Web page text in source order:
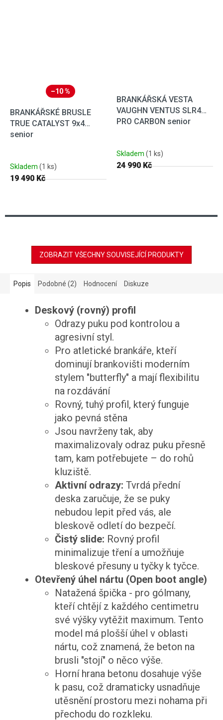
–10 %
BRANKÁŘSKÉ BRUSLE
TRUE CATALYST 9x4
senior
Skladem (1 ks)
19 490 Kč
BRANKÁŘSKÁ VESTA
VAUGHN VENTUS SLR4
PRO CARBON senior
Skladem (1 ks)
24 990 Kč
ZOBRAZIT VŠECHNY SOUVISEJÍCÍ PRODUKTY
Popis Podobné (2) Hodnocení Diskuze
Deskový (rovný) profil
Odrazy puku pod kontrolou a
agresivní styl.
Pro atletické brankáře, kteří
dominují brankovišti moderním
stylem "butterfly" a mají flexibilitu
na rozdávání
Rovný, tuhý profil, který funguje
jako pevná stěna
Jsou navrženy tak, aby
maximalizovaly odraz puku přesně
tam, kam potřebujete – do rohů
kluziště.
Aktivní odrazy: Tvrdá přední
deska zaručuje, že se puky
nebudou lepit před vás, ale
bleskově odletí do bezpečí.
Čistý slide: Rovný profil
minimalizuje tření a umožňuje
bleskové přesuny u tyčky k tyčce.
Otevřený úhel nártu (Open boot angle)
Natažená špička - pro gólmany,
kteří chtějí z každého centimetru
své výšky vytěžit maximum. Tento
model má plošší úhel v oblasti
nártu, což znamená, že beton na
brusli "stojí" o něco výše.
Horní hrana betonu dosahuje výše
k pasu, což dramaticky usnadňuje
utěsnění prostoru mezi nohama při
přechodu do rozkleku.